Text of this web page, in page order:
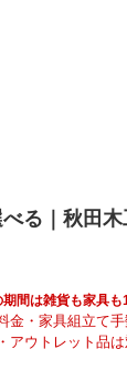
る｜秋田
間は雑貨も家具
金・家具組立て
アウトレット品